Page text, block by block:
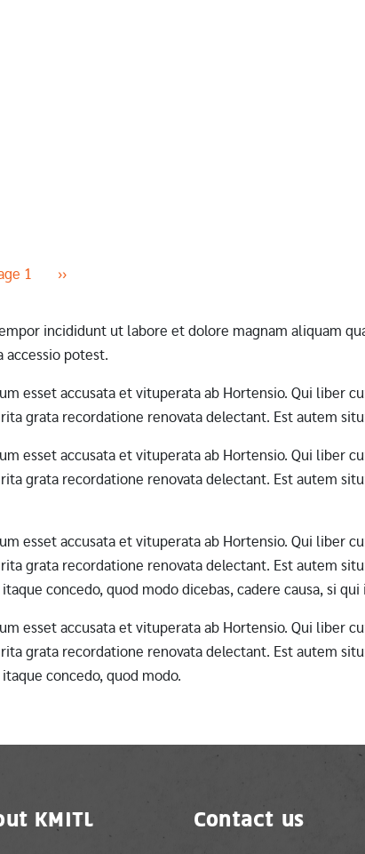
1 Next page
››
incididunt ut labore et dolore magnam aliquam
accessio potest.
esset accusata et vituperata ab Hortensio. Qui liber
grata recordatione renovata delectant. Est autem
esset accusata et vituperata ab Hortensio. Qui liber
grata recordatione renovata delectant. Est autem
esset accusata et vituperata ab Hortensio. Qui liber
grata recordatione renovata delectant. Est autem
concedo, quod modo dicebas, cadere causa, si
esset accusata et vituperata ab Hortensio. Qui liber
grata recordatione renovata delectant. Est autem
concedo, quod modo.
KMITL Contact us